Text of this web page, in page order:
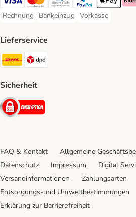
Visa Payment Method
Mastercard Payment Method
Diners Club Payment
PayPal Payment
Apple Pay
Rechnung
Rechnung Payment Method
Bankeinzug
Bankeinzug Payment Method
Vorkasse
Vorkasse
Lieferservice
DHL Shipping Method
Sicherheit
Security
FAQ & Kontakt
Allgemeine
Datenschutz
Impressum
Digital
Versandinformationen
Zahlungsarten
Entsorgungs-und Umweltbestimmungen
Erklärung zur Barrierefreiheit